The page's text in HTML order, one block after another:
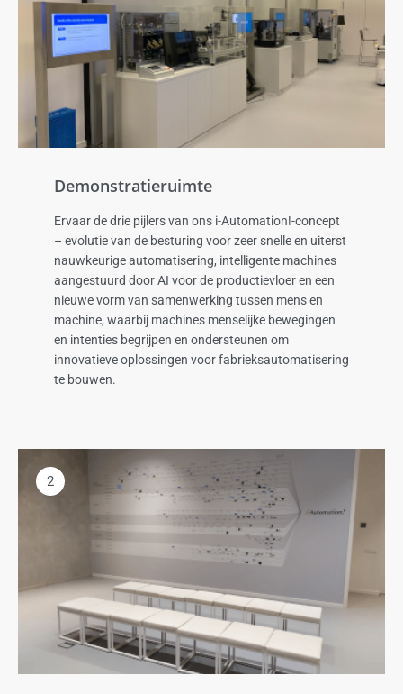
Demonstratieruimte
Ervaar de drie pijlers van ons i-Automation!-concept
– evolutie van de besturing voor zeer snelle en uiterst
nauwkeurige automatisering, intelligente machines
aangestuurd door AI voor de productievloer en een
nieuwe vorm van samenwerking tussen mens en
machine, waarbij machines menselijke bewegingen
en intenties begrijpen en ondersteunen om
innovatieve oplossingen voor fabrieksautomatisering
te bouwen.
2